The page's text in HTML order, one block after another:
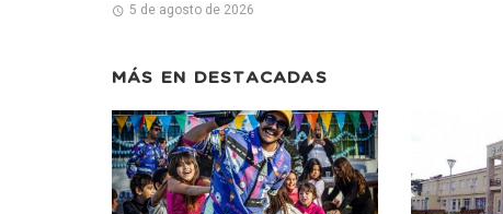
5 de agosto de 2026
MÁS EN DESTACADAS